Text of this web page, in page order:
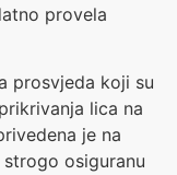
provela
prosvjeda koji su
lica na
je na
osiguranu